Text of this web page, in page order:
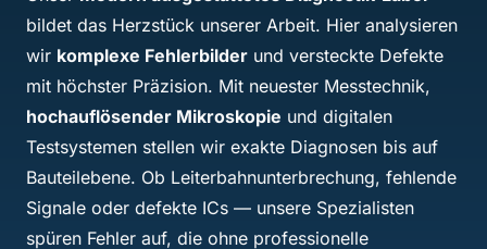
Ziel: Ihnen diewirtschaftlich sinnvollste
Reparaturlösungzu bieten. Durch Erfahrung,
effiziente Prozesse und optimale
Ersatzteilbeschaffung sind unsere Reparaturen oft
deutlich günstiger als bei vielen Mitbewerbern oder
einem Neukauf.Bestpreis-Garantie:Sollten Sie ein
günstigeres schriftliches Angebot erhalten, sprechen
Sie uns an — wir prüfen es und unterbieten den Preis